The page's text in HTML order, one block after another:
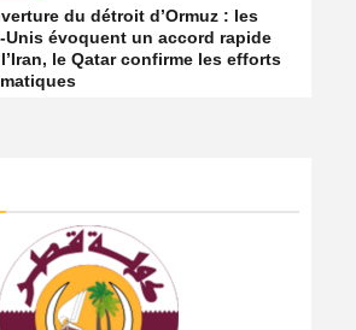
du détroit d’Ormuz : les
Unis évoquent un accord rapide
le Qatar confirme les efforts